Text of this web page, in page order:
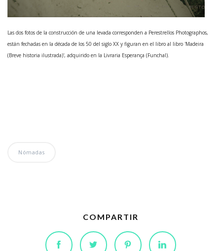
Las dos fotos de la construcción de una levada corresponden a Perestrellos Photographos,
están fechadas en la década de los 50 del siglo XX y figuran en el libro al libro 'Madeira
(Breve historia ilustrada)', adquirido en la Livraria Esperança (Funchal).
Nómadas
COMPARTIR